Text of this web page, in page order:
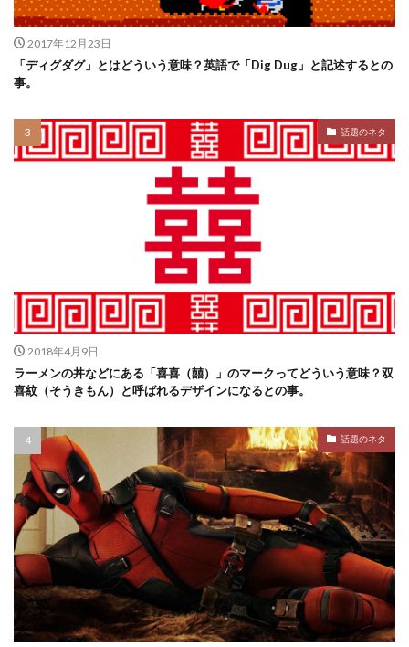
2017年12月23日
「ディグダグ」とはどういう意味？英語で「Dig Dug」と記述するとの
事。
話題のネタ
2018年4月9日
ラーメンの丼などにある「喜喜（囍）」のマークってどういう意味？双
喜紋（そうきもん）と呼ばれるデザインになるとの事。
話題のネタ